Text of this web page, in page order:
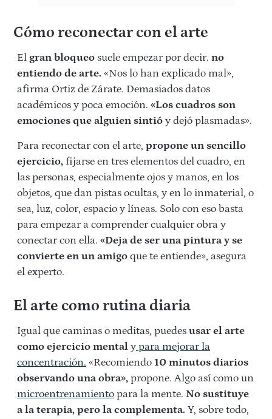
Cómo reconectar con el arte
El gran bloqueo suele empezar por decir. no
entiendo de arte. «Nos lo han explicado mal»,
afirma Ortiz de Zárate. Demasiados datos
académicos y poca emoción. «Los cuadros son
emociones que alguien sintió y dejó plasmadas».
Para reconectar con el arte, propone un sencillo
ejercicio, fijarse en tres elementos del cuadro, en
las personas, especialmente ojos y manos, en los
objetos, que dan pistas ocultas, y en lo inmaterial, o
sea, luz, color, espacio y líneas. Solo con eso basta
para empezar a comprender cualquier obra y
conectar con ella. «Deja de ser una pintura y se
convierte en un amigo que te entiende», asegura
el experto.
El arte como rutina diaria
Igual que caminas o meditas, puedes usar el arte
como ejercicio mental y para mejorar la
concentración. «Recomiendo 10 minutos diarios
observando una obra», propone. Algo así como un
microentrenamiento para la mente. No sustituye
a la terapia, pero la complementa. Y, sobre todo,